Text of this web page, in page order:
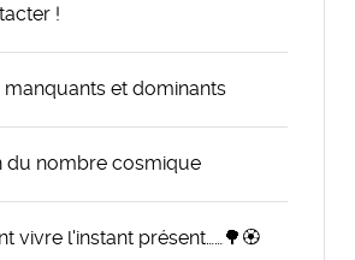
!
et dominants
du nombre cosmique
vivre l'instant présent……🌳🏵️